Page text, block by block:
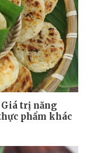
trị năng
phẩm khác